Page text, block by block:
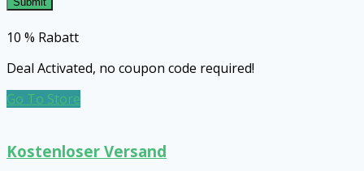
10 % Rabatt
Deal Activated, no coupon code required!
Go To Store
Kostenloser Versand